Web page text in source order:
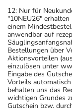
12: Nur für
"10NEU26"
einem
anwendbar auf
Bestellungen über
Aktionsvorteilen
einzulösen unter
Eingabe des
Vorteils
behalten uns das
wichtigen Grundes
Gutschein bzw.